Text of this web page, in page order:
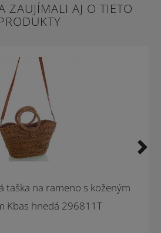
ZAUJÍMALI AJ O TIETO
taška na rameno s koženým
Kbas hnedá 296811T